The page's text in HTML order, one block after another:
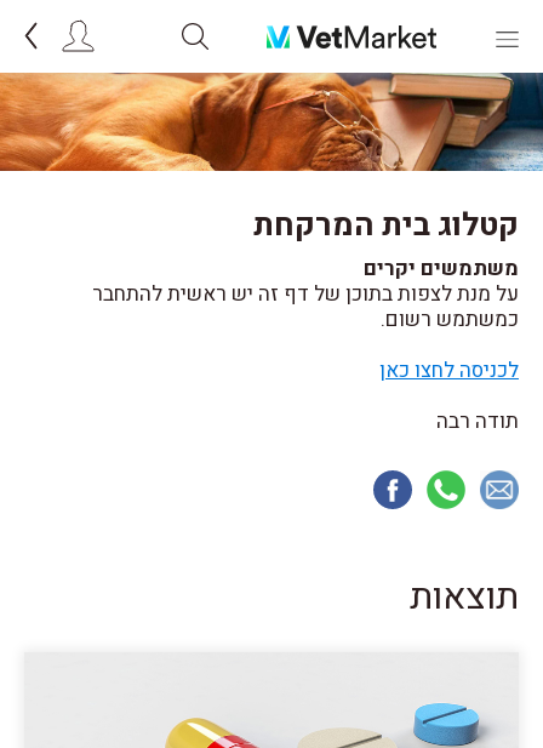
קטלוג בית המרקחת
משתמשים יקרים
על מנת לצפות בתוכן של דף זה יש ראשית להתחבר
כמשתמש רשום.
לכניסה לחצו כאן
תודה רבה
תוצאות